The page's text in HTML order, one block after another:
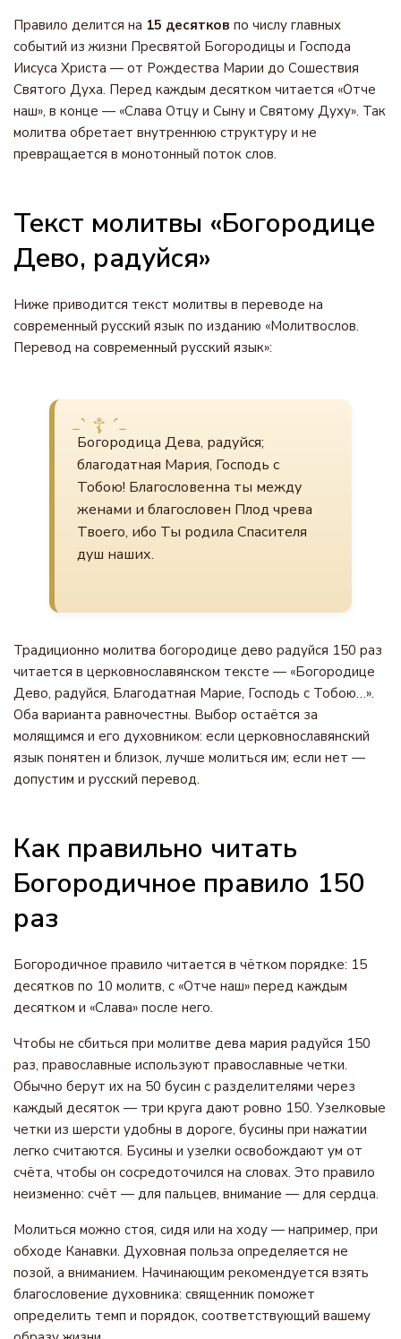
Правило делится на 15 десятков по числу главных
событий из жизни Пресвятой Богородицы и Господа
Иисуса Христа — от Рождества Марии до Сошествия
Святого Духа. Перед каждым десятком читается «Отче
наш», в конце — «Слава Отцу и Сыну и Святому Духу». Так
молитва обретает внутреннюю структуру и не
превращается в монотонный поток слов.
Текст молитвы «Богородице
Дево, радуйся»
Ниже приводится текст молитвы в переводе на
современный русский язык по изданию «Молитвослов.
Перевод на современный русский язык»:
Богородица Дева, радуйся;
благодатная Мария, Господь с
Тобою! Благословенна ты между
женами и благословен Плод чрева
Твоего, ибо Ты родила Спасителя
душ наших.
Традиционно молитва богородице дево радуйся 150 раз
читается в церковнославянском тексте — «Богородице
Дево, радуйся, Благодатная Марие, Господь с Тобою…».
Оба варианта равночестны. Выбор остаётся за
молящимся и его духовником: если церковнославянский
язык понятен и близок, лучше молиться им; если нет —
допустим и русский перевод.
Как правильно читать
Богородичное правило 150
раз
Богородичное правило читается в чётком порядке: 15
десятков по 10 молитв, с «Отче наш» перед каждым
десятком и «Слава» после него.
Чтобы не сбиться при молитве дева мария радуйся 150
раз, православные используют православные четки.
Обычно берут их на 50 бусин с разделителями через
каждый десяток — три круга дают ровно 150. Узелковые
четки из шерсти удобны в дороге, бусины при нажатии
легко считаются. Бусины и узелки освобождают ум от
счёта, чтобы он сосредоточился на словах. Это правило
неизменно: счёт — для пальцев, внимание — для сердца.
Молиться можно стоя, сидя или на ходу — например, при
обходе Канавки. Духовная польза определяется не
позой, а вниманием. Начинающим рекомендуется взять
благословение духовника: священник поможет
определить темп и порядок, соответствующий вашему